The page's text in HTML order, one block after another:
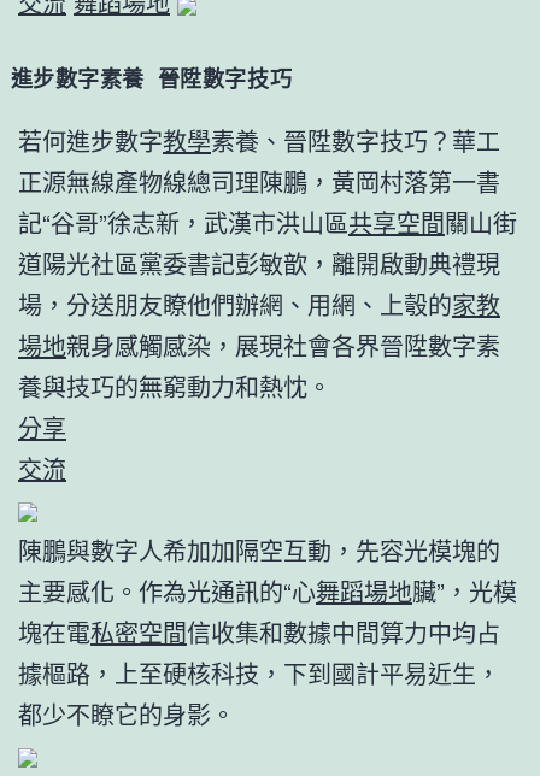
進步數字素養 晉陞數字技巧
若何進步數字教學素養、晉陞數字技巧？華工
正源無線產物線總司理陳鵬，黃岡村落第一書
記“谷哥”徐志新，武漢市洪山區共享空間關山街
道陽光社區黨委書記彭敏歆，離開啟動典禮現
場，分送朋友瞭他們辦網、用網、上彀的家教
場地親身感觸感染，展現社會各界晉陞數字素
養與技巧的無窮動力和熱忱。
分享
交流
陳鵬與數字人希加加隔空互動，先容光模塊的
主要感化。 作為光通訊的“心舞蹈場地臟”，光模
塊在電私密空間信收集和數據中間算力中均占
據樞路，上至硬核科技，下到國計平易近生，
都少不瞭它的身影。